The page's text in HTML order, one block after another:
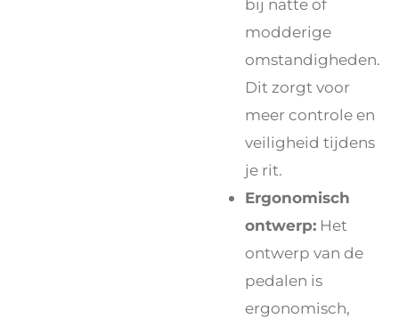
bij natte of
modderige
omstandigheden.
Dit zorgt voor
meer controle en
veiligheid tijdens
je rit.
Ergonomisch
ontwerp: Het
ontwerp van de
pedalen is
ergonomisch,